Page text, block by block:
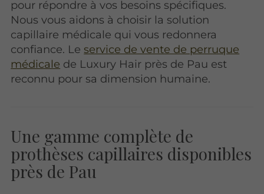
pour répondre à vos besoins spécifiques.
Nous vous aidons à choisir la solution
capillaire médicale qui vous redonnera
confiance. Leservice de vente de perruque
médicale de Luxury Hair près de Pau est
reconnu pour sa dimension humaine.
Une gamme complète de
prothèses capillaires disponibles
près de Pau